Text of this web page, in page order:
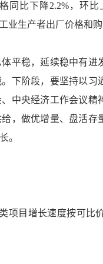
同比下降2.2%，环比
业生产者出厂价格和
平稳，延续稳中有
下阶段，要坚持以
中央经济工作会议
，做优增量、盘活
。
目增长速度按可比